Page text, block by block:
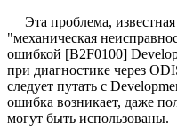
Эта проблема,
"механическая
ошибкой [B2F0100]
при диагностике через
следует путать с
ошибка возникает, даже
могут быть использованы.